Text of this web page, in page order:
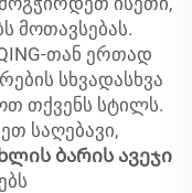
მოთავსებას.
თან ერთად
სხვადასხვა
თქვენს სტილს.
საღებავი,
ბარის ავეჯი